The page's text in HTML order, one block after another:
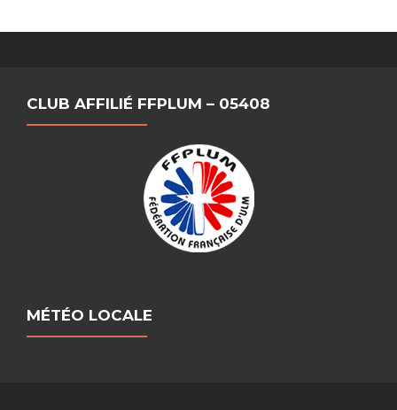
CLUB AFFILIÉ FFPLUM – 05408
MÉTÉO LOCALE